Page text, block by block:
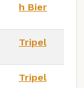
h Bier
Tripel
Tripel